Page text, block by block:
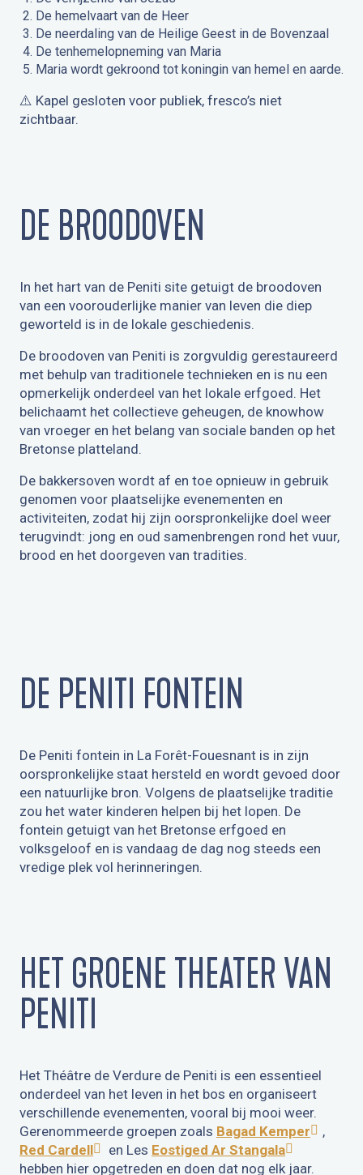
De hemelvaart van de Heer
De neerdaling van de Heilige Geest in de Bovenzaal
De tenhemelopneming van Maria
Maria wordt gekroond tot koningin van hemel en aarde.
⚠️ Kapel gesloten voor publiek, fresco’s niet
zichtbaar.
DE BROODOVEN
In het hart van de Peniti site getuigt de broodoven
van een voorouderlijke manier van leven die diep
geworteld is in de lokale geschiedenis.
De broodoven van Peniti is zorgvuldig gerestaureerd
met behulp van traditionele technieken en is nu een
opmerkelijk onderdeel van het lokale erfgoed. Het
belichaamt het collectieve geheugen, de knowhow
van vroeger en het belang van sociale banden op het
Bretonse platteland.
De bakkersoven wordt af en toe opnieuw in gebruik
genomen voor plaatselijke evenementen en
activiteiten, zodat hij zijn oorspronkelijke doel weer
terugvindt: jong en oud samenbrengen rond het vuur,
brood en het doorgeven van tradities.
DE PENITI FONTEIN
De Peniti fontein in La Forêt-Fouesnant is in zijn
oorspronkelijke staat hersteld en wordt gevoed door
een natuurlijke bron. Volgens de plaatselijke traditie
zou het water kinderen helpen bij het lopen. De
fontein getuigt van het Bretonse erfgoed en
volksgeloof en is vandaag de dag nog steeds een
vredige plek vol herinneringen.
HET GROENE THEATER VAN
PENITI
Het Théâtre de Verdure de Peniti is een essentieel
onderdeel van het leven in het bos en organiseert
verschillende evenementen, vooral bij mooi weer.
Gerenommeerde groepen zoals Bagad Kemper
,
Red Cardell
en Les Eostiged Ar Stangala
hebben hier opgetreden en doen dat nog elk jaar.